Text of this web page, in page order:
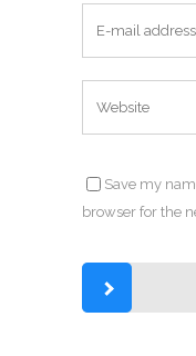
Save my
browser for the